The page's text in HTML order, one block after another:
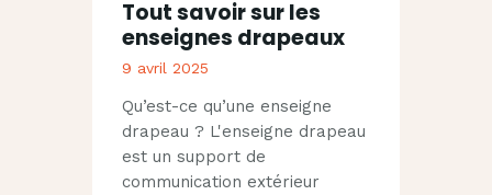
Tout savoir sur les
enseignes drapeaux
9 avril 2025
Qu’est-ce qu’une enseigne
drapeau ? L'enseigne drapeau
est un support de
communication extérieur